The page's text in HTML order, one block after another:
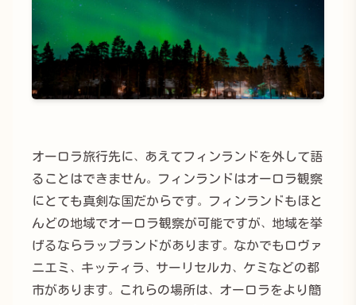
オーロラ旅行先に、あえてフィンランドを外して語
ることはできません。フィンランドはオーロラ観察
にとても真剣な国だからです。フィンランドもほと
んどの地域でオーロラ観察が可能ですが、地域を挙
げるならラップランドがあります。なかでもロヴァ
ニエミ、キッティラ、サーリセルカ、ケミなどの都
市があります。これらの場所は、オーロラをより簡